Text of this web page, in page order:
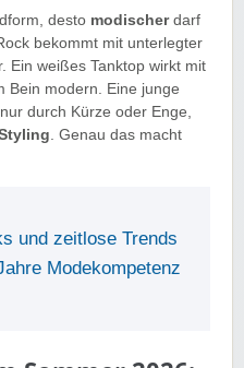
desto modischerdarf
bekommt mit unterlegter
Ein weißes Tanktop wirkt mit
Bein modern. Eine junge
durch Kürze oder Enge,
. Genau das macht
und zeitlose Trends
Modekompetenz